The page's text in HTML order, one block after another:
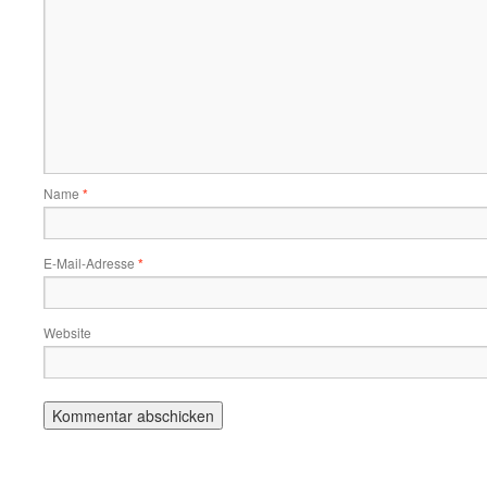
Name *
E-Mail-Adresse *
Website